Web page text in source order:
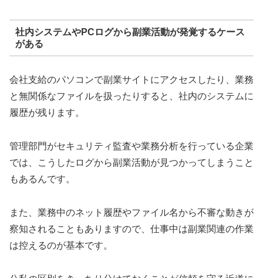
社内システムやPCログから副業活動が発覚するケース
がある
会社支給のパソコンで副業サイトにアクセスしたり、業務
と無関係なファイルを扱ったりすると、社内のシステムに
履歴が残ります。
管理部門がセキュリティ監査や業務分析を行っている企業
では、こうしたログから副業活動が見つかってしまうこと
もあるんです。
また、業務中のネット履歴やファイル名から不審な動きが
察知されることもありますので、仕事中は副業関連の作業
は控えるのが基本です。